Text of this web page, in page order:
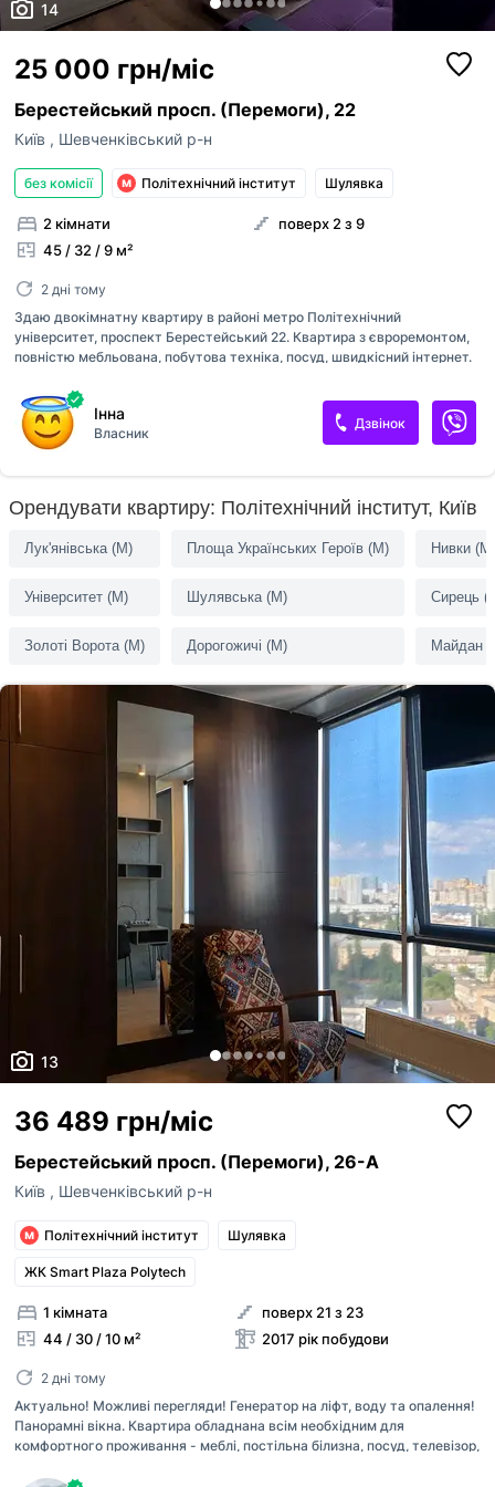
14
25 000 грн/міс
Берестейський просп. (Перемоги), 22
Київ , Шевченківський р-н
без комісії Політехнічний інститут Шулявка
2 кімнати
45 / 32 / 9 м²
поверх 2 з 9
2 дні тому
Здаю двокімнатну квартиру в районі метро Політехнічний
університет, проспект Берестейський 22. Квартира з євроремонтом,
повністю мебльована, побутова техніка, посуд, швидкісний інтернет.
будинку. Кімнати роздільні. Відмінне місце розташування, поруч
метро, торговий центр, зручна транспортна розв'язка.
Інна
Власник
Дзвінок
Орендувати квартиру: Політехнічний інститут, Київ
Лук'янівська (M)
Університет (M)
Золоті Ворота (M)
Площа Українських Героїв (M)
Шулявська (M)
Дорогожичі (M)
Нивки (M)
Сирець
Майдан
13
36 489 грн/міс
Берестейський просп. (Перемоги), 26-А
Київ , Шевченківський р-н
Політехнічний інститут Шулявка
ЖК Smart Plaza Polytech
1 кімната
44 / 30 / 10 м²
поверх 21 з 23
2017 рік побудови
2 дні тому
Актуально! Можливі перегляди! Генератор на ліфт, воду та опалення!
Панорамні вікна. Квартира обладнана всім необхідним для
комфортного проживання - меблі, постільна білизна, посуд, телевізор,